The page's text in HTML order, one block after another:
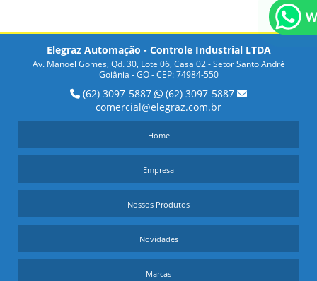
COMO OS SENSORES INDUTIVOS E CAPACITIVOS
FUNCIONAM E QUAIS SUAS APLICAÇÕES PRÁTICAS
DESCUBRA COMO ECONOMIZAR NA COMPRA DE
SENSOR CAPACITIVO PREÇO
DICAS PARA ENCONTRAR O MELHOR SENSOR DE
TEMPERATURA INDUSTRIAL PREÇO
INDUTIVOS PREÇO PARA SEU PROJETO
DISPOSITIVO WIRELESS É UMA OPÇÃO PRÁTICA E
MODERNA PARA SUA INDÚSTRIA
EMPRESAS DE AUTOMAÇÃO INDUSTRIAL EM GOIÂNIA
Elegraz Automação - Controle Industrial LTDA
Av. Manoel Gomes, Qd. 30, Lote 06, Casa 02 - Setor Santo André
Goiânia - GO - CEP: 74984-550
(62) 3097-5887
(62) 3097-5887
comercial@elegraz.com.br
Home
Empresa
Nossos Produtos
Novidades
Marcas